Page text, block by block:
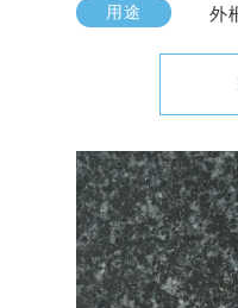
用途 外